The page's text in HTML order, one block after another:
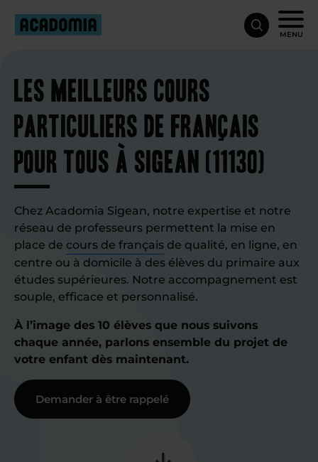
MENU
Les meilleurs cours
particuliers de français
pour tous à Sigean (11130)
Chez Acadomia Sigean, notre expertise et notre
réseau de professeurs permettent la mise en
place de cours de français de qualité, en ligne, en
centre ou à domicile à des élèves du primaire aux
études supérieures. Notre accompagnement est
souple, efficace et personnalisé.
À l’image des 10 élèves que nous suivons
chaque année, parlons ensemble du projet de
votre enfant dès maintenant.
Demander à être rappelé